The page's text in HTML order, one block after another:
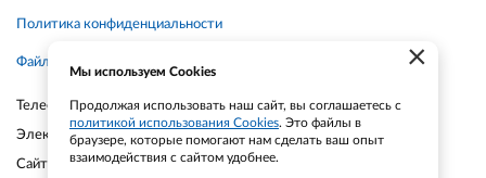
Политика конфиденциальности
Файлы cookie
Телефон:+7-903-935-6690
Электронная почта: smt21@bk.ru
Сайт: smt21.ru
×
Мы используем Cookies
Продолжая использовать наш сайт, вы соглашаетесь с
политикой использования Cookies. Это файлы в
браузере, которые помогают нам сделать ваш опыт
взаимодействия с сайтом удобнее.